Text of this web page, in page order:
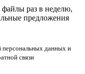
раз в неделю,
предложения
персональных данных и
связи